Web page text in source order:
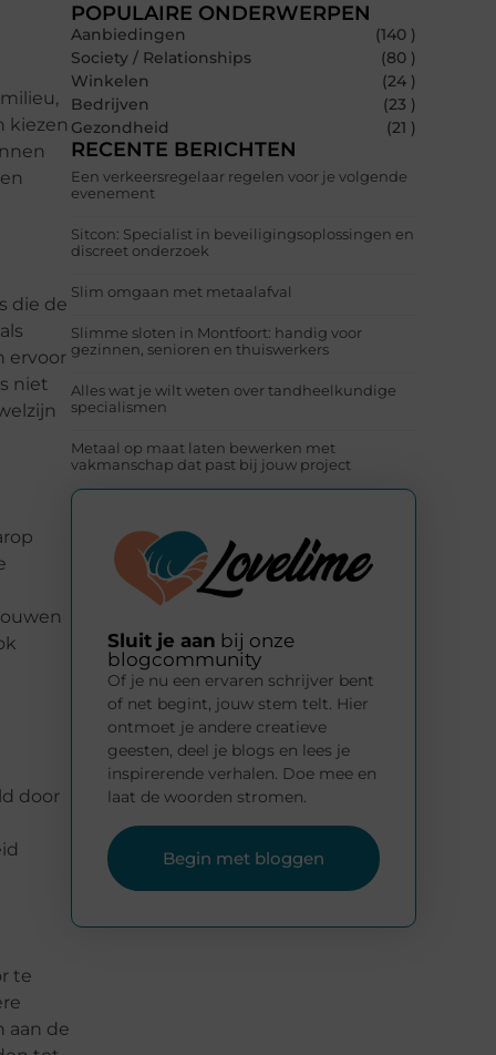
kiezen
die de
ervoor
niet
door
te
aan de
POPULAIRE ONDERWERPEN
Aanbiedingen
(140 )
Society / Relationships
(80 )
Winkelen
(24 )
Bedrijven
(23 )
Gezondheid
(21 )
RECENTE BERICHTEN
Een verkeersregelaar regelen voor je volgende
evenement
Sitcon: Specialist in beveiligingsoplossingen en
discreet onderzoek
Slim omgaan met metaalafval
Slimme sloten in Montfoort: handig voor
gezinnen, senioren en thuiswerkers
Alles wat je wilt weten over tandheelkundige
specialismen
Metaal op maat laten bewerken met
vakmanschap dat past bij jouw project
Sluit je aan bij onze
blogcommunity
Of je nu een ervaren schrijver bent
of net begint, jouw stem telt. Hier
ontmoet je andere creatieve
geesten, deel je blogs en lees je
inspirerende verhalen. Doe mee en
laat de woorden stromen.
Begin met bloggen